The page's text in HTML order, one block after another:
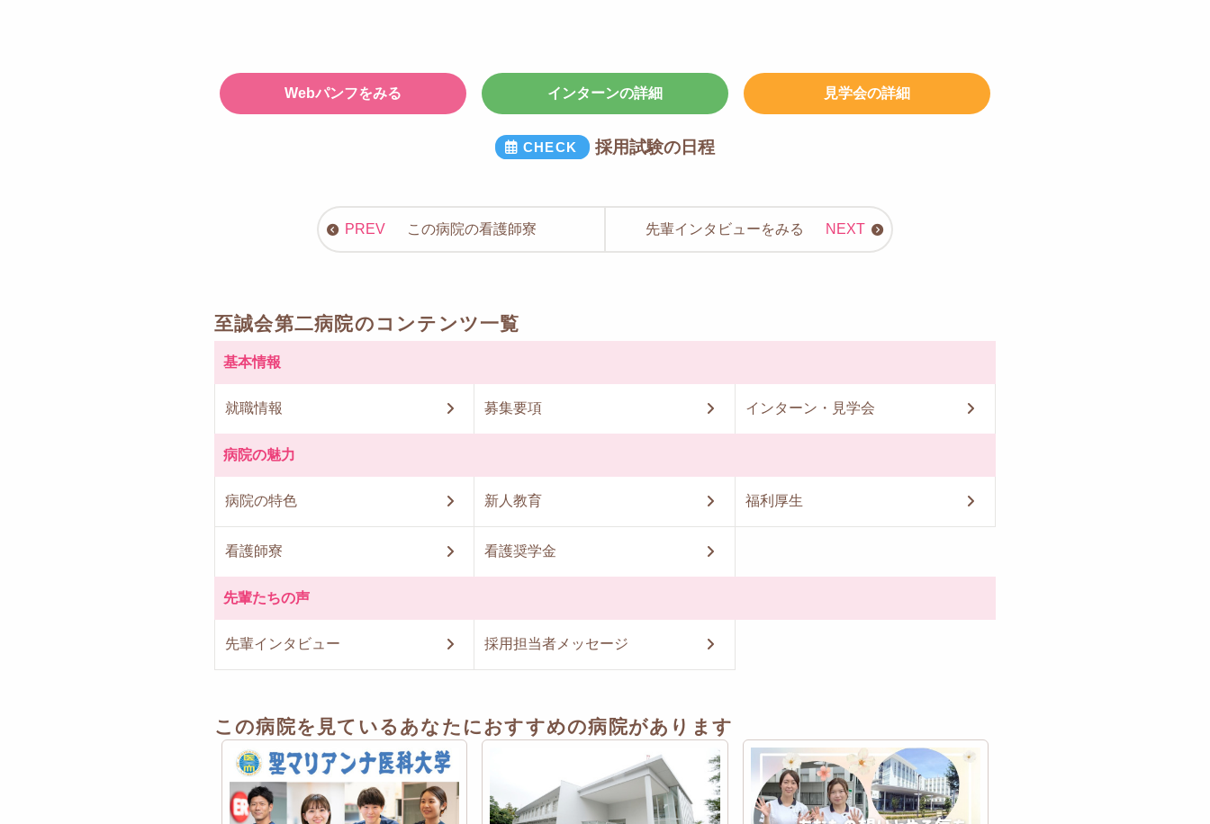
Webパンフをみる インターンの詳細 見学会の詳細
採用試験の日程
この病院の看護師寮 先輩インタビューをみる
至誠会第二病院のコンテンツ一覧
基本情報
就職情報 募集要項 インターン・見学会
病院の魅力
病院の特色 新人教育 福利厚生
看護師寮 看護奨学金
先輩たちの声
先輩インタビュー 採用担当者メッセージ
この病院を見ているあなたにおすすめの病院があります